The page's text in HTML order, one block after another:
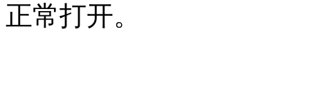
正常打开。